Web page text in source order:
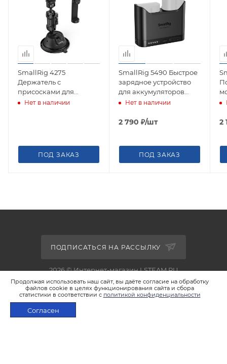
Продолжая использовать наш сайт, вы даёте согласие на обработку
файлов cookie в целях функционирования сайта и сбора
статистики в соответствии с политикой конфиденциальности
Согласен
SmallRig 4275
Держатель с
присосками для
экшен-камер,
Нет в наличии
ПОД ЗАКАЗ
SmallRig 5490 Быстрое
зарядное устройство
для аккумуляторов
Canon LP-E6P
Нет в наличии
2 790 ₽/шт
ПОД ЗАКАЗ
2
ПОДПИСАТЬСЯ НА РАССЫЛКУ
2026 © Интернет-магазин LSTEAM.RU